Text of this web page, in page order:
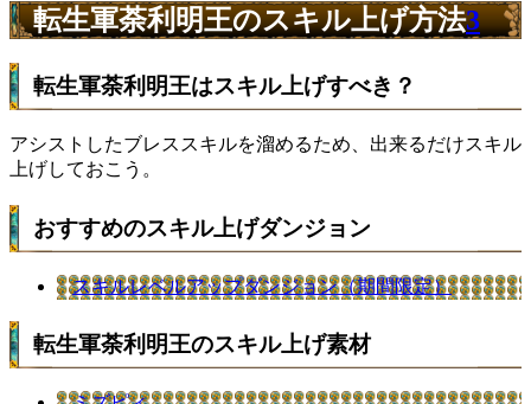
転生軍荼利明王のスキル上げ方法3
転生軍荼利明王はスキル上げすべき？
アシストしたブレススキルを溜めるため、出来るだけスキル
上げしておこう。
おすすめのスキル上げダンジョン
スキルレベルアップダンジョン（期間限定）
転生軍荼利明王のスキル上げ素材